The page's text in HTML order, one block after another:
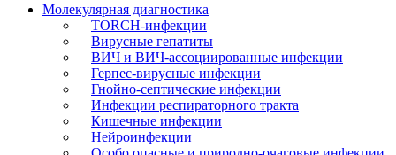
Молекулярная диагностика
TORCH-инфекции
Вирусные гепатиты
ВИЧ и ВИЧ-ассоциированные инфекции
Герпес-вирусные инфекции
Гнойно-септические инфекции
Инфекции респираторного тракта
Кишечные инфекции
Нейроинфекции